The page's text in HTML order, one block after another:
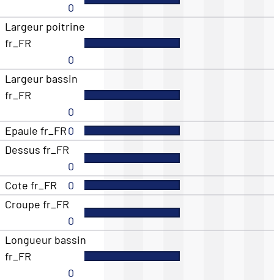
0
Largeur poitrine
fr_FR
0
Largeur bassin
fr_FR
0
Epaule fr_FR0
Dessus fr_FR
0
Cote fr_FR
0
Croupe fr_FR
0
Longueur bassin
fr_FR
0